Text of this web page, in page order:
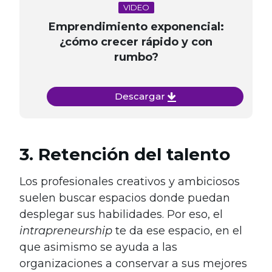
VIDEO
Emprendimiento exponencial:
¿cómo crecer rápido y con
rumbo?
Descargar
3. Retención del talento
Los profesionales creativos y ambiciosos
suelen buscar espacios donde puedan
desplegar sus habilidades. Por eso, el
intrapreneurship te da ese espacio, en el
que asimismo se ayuda a las
organizaciones a conservar a sus mejores